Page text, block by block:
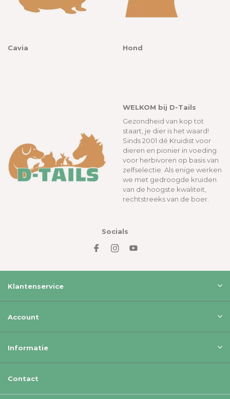
Cavia Hond
WELKOM bij D-Tails
Gezondheid van kop tot
staart, je dier is het waard!
Sinds 2001 dé Kruidist voor
dieren en pionier in voeding
voor herbivoren op basis van
zelfselectie. Als enige werken
we met gedroogde kruiden
van de hoogste kwaliteit,
rechtstreeks van de boer.
Socials
Klantenservice
Account
Informatie
Contact